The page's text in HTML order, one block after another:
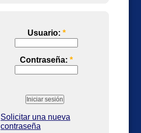
Usuario: *
Contraseña: *
Solicitar una nueva
contraseña